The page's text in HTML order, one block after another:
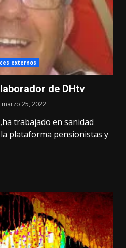
externos
de DHtv
marzo 25, 2022
trabajado en sanidad
plataforma pensionistas y